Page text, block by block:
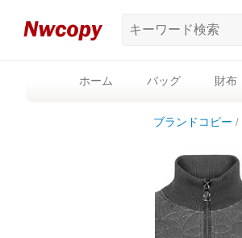
ホーム バッグ 財布
ブランドコピー